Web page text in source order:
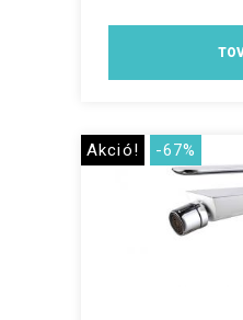
Akció! -67%